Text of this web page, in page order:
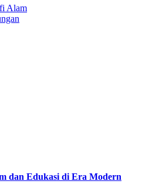
Alam
dan Edukasi di Era Modern